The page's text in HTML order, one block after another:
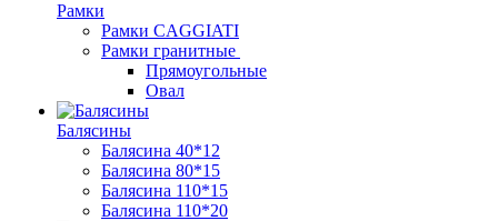
Рамки
Рамки CAGGIATI
Рамки гранитные
Прямоугольные
Овал
Балясины
Балясина 40*12
Балясина 80*15
Балясина 110*15
Балясина 110*20